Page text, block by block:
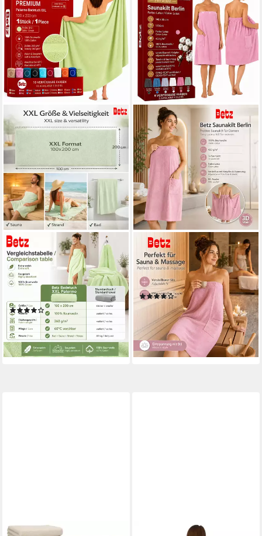
BETZ
Badetuch XXL 100x200 cm
Palermo Saunatuch &
Strandtuch Pflegeleicht &
saugstark, 100% Baumwolle (1
Stück, 1-St)(58)
29,95 €
lieferbar - in 2-3 Werktagen bei dir
+5
BETZ
Kilt Frottee Saunakilt BERLIN
mit Knöpfen für Damen 420
g/m², Baumwolle
(9)
lieferbar - in 2-3 Werktagen bei dir